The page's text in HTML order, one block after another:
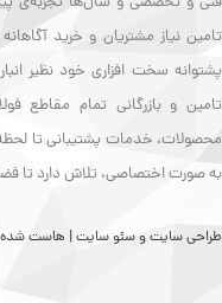
تامین نیاز مشتریان و خرید
پشتوانه سخت افزاری خود نظیر
تامین و بازرگانی تمام مقاطع
محصولات، خدمات پشتیبانی تا
به صورت اختصاصی، تلاش دارد تا
طراحی سایتوسئو سایت | هاستشده